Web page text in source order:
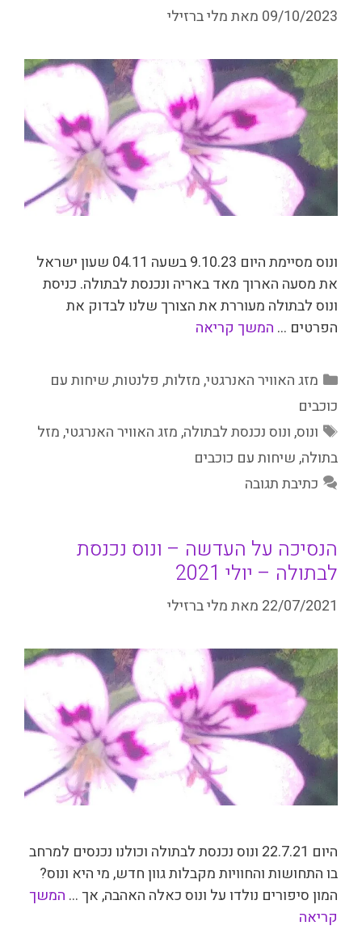
09/10/2023 מאתמלי ברזילי
ונוס מסיימת היום 9.10.23 בשעה 04.11 שעון ישראל
את מסעה הארוך מאד באריה ונכנסת לבתולה. כניסת
ונוס לבתולה מעוררת את הצורך שלנו לבדוק את
הפרטים … המשך קריאה
קטגוריות
מזג האוויר האנרגטי,מזלות, פלנטות,שיחות עם
כוכבים
תגיות
ונוס,ונוס נכנסת לבתולה,מזג האוויר האנרגטי,מזל
בתולה,שיחות עם כוכבים
כתיבת תגובה
הנסיכה על העדשה – ונוס נכנסת
לבתולה – יולי 2021
22/07/2021 מאתמלי ברזילי
היום 22.7.21 ונוס נכנסת לבתולה וכולנו נכנסים למרחב
בו התחושות והחוויות מקבלות גוון חדש, מי היא ונוס?
המון סיפורים נולדו על ונוס כאלה האהבה, אך … המשך
קריאה